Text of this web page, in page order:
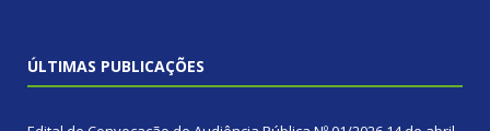
ÚLTIMAS PUBLICAÇÕES